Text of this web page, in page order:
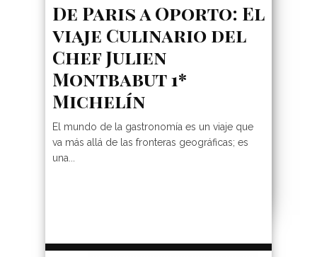
De Paris a Oporto: El
viaje Culinario del
Chef Julien
Montbabut 1*
Michelín
El mundo de la gastronomía es un viaje que
va más allá de las fronteras geográficas; es
una...